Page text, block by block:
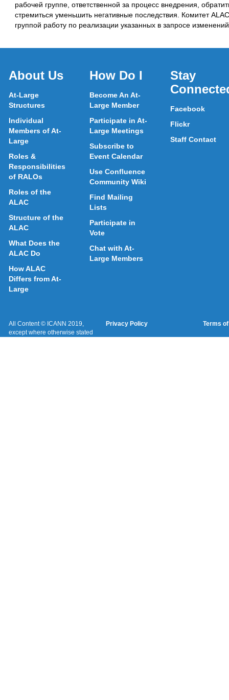
рабочей группе, ответственной за процесс внедрения,
стремиться уменьшить негативные последствия. Комитет
группой работу по реализации указанных в запросе
About Us
At-Large
Structures
Individual
Members of At-
Large
Roles &
Responsibilities
of RALOs
Roles of the
ALAC
Structure of the
ALAC
What Does the
ALAC Do
How ALAC
Differs from At-
Large
How Do I
Become An At-
Large Member
Participate in At-
Large Meetings
Subscribe to
Event Calendar
Use Confluence
Community Wiki
Find Mailing
Lists
Participate in
Vote
Chat with At-
Large Members
Stay
Facebook
Flickr
Staff Contact
All Content © ICANN 2019,
except where otherwise stated
Privacy Policy Terms